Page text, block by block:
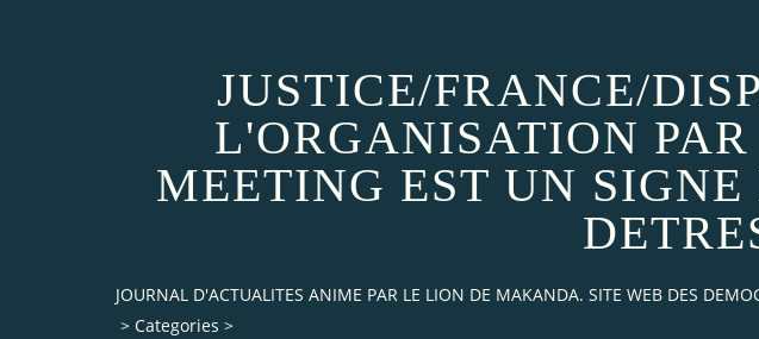
JUSTICE/FRANCE/
L'ORGANISATION
MEETING EST UN
JOURNAL D'ACTUALITES ANIME PAR LE LION DE MAKANDA. SITE WEB DES
> Categories >